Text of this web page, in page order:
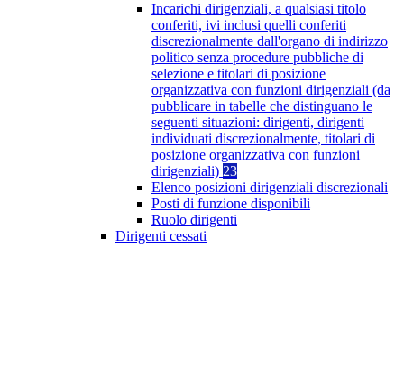
Incarichi dirigenziali, a qualsiasi titolo
conferiti, ivi inclusi quelli conferiti
discrezionalmente dall'organo di indirizzo
politico senza procedure pubbliche di
selezione e titolari di posizione
organizzativa con funzioni dirigenziali (da
pubblicare in tabelle che distinguano le
seguenti situazioni: dirigenti, dirigenti
individuati discrezionalmente, titolari di
posizione organizzativa con funzioni
dirigenziali) 23
Elenco posizioni dirigenziali discrezionali
Posti di funzione disponibili
Ruolo dirigenti
Dirigenti cessati